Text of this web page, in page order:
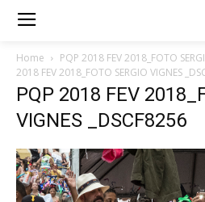
Home PQP 2018 FEV 2018_FOTO
2018 FEV 2018_FOTO SERGIO VIGNES
PQP 2018 FEV
VIGNES _DSCF8256